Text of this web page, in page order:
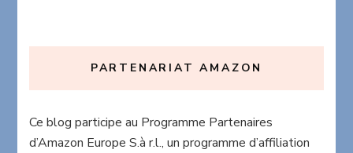
PARTENARIAT AMAZON
Ce blog participe au Programme Partenaires
d’Amazon Europe S.à r.l., un programme d’affiliation